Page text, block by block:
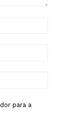
para a